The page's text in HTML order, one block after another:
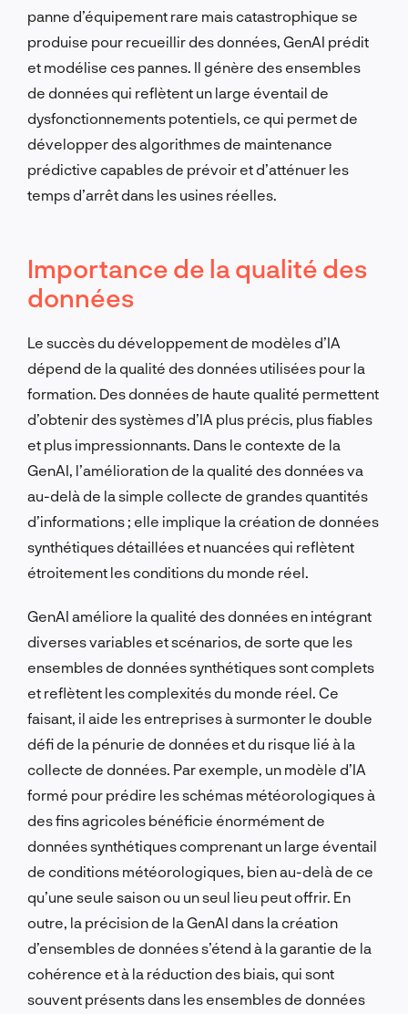
panne d’équipement rare mais catastrophique se
produise pour recueillir des données, GenAI prédit
et modélise ces pannes. Il génère des ensembles
de données qui reflètent un large éventail de
dysfonctionnements potentiels, ce qui permet de
développer des algorithmes de maintenance
prédictive capables de prévoir et d’atténuer les
temps d’arrêt dans les usines réelles.
Importance de la qualité des
données
Le succès du développement de modèles d’IA
dépend de la qualité des données utilisées pour la
formation. Des données de haute qualité permettent
d’obtenir des systèmes d’IA plus précis, plus fiables
et plus impressionnants. Dans le contexte de la
GenAI, l’amélioration de la qualité des données va
au-delà de la simple collecte de grandes quantités
d’informations ; elle implique la création de données
synthétiques détaillées et nuancées qui reflètent
étroitement les conditions du monde réel.
GenAI améliore la qualité des données en intégrant
diverses variables et scénarios, de sorte que les
ensembles de données synthétiques sont complets
et reflètent les complexités du monde réel. Ce
faisant, il aide les entreprises à surmonter le double
défi de la pénurie de données et du risque lié à la
collecte de données. Par exemple, un modèle d’IA
formé pour prédire les schémas météorologiques à
des fins agricoles bénéficie énormément de
données synthétiques comprenant un large éventail
de conditions météorologiques, bien au-delà de ce
qu’une seule saison ou un seul lieu peut offrir. En
outre, la précision de la GenAI dans la création
d’ensembles de données s’étend à la garantie de la
cohérence et à la réduction des biais, qui sont
souvent présents dans les ensembles de données